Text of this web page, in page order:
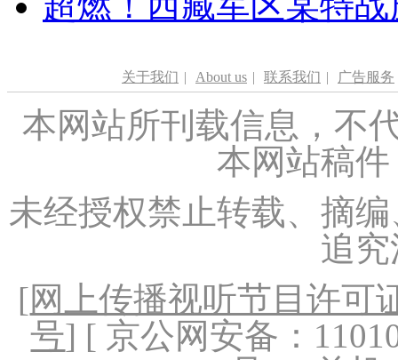
关于我们 | About us | 联系我们 | 广告服务
本网站所刊载信息，不
本网站稿
未经授权禁止转载、摘
追
[网上传播视听节目许可
号] [ 京公网安备：